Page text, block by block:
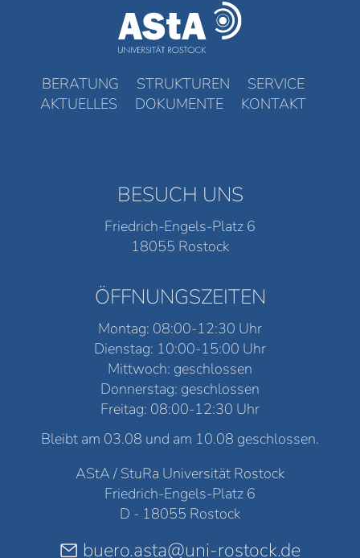
BERATUNG STRUKTUREN
SERVICE
AKTUELLES
DOKUMENTE KONTAKT
BESUCH UNS
Friedrich-Engels-Platz 6
18055 Rostock
ÖFFNUNGSZEITEN
Montag: 08:00-12:30 Uhr
Dienstag: 10:00-15:00 Uhr
Mittwoch: geschlossen
Donnerstag: geschlossen
Freitag: 08:00-12:30 Uhr
Bleibt am 03.08 und am 10.08 geschlossen.
AStA / StuRa Universität Rostock
Friedrich-Engels-Platz 6
D - 18055 Rostock
buero.asta@uni-rostock.de